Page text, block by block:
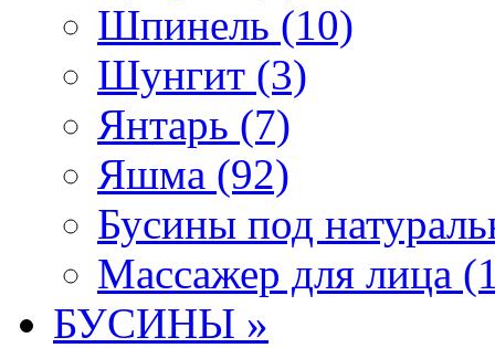
Шпинель (10)
Шунгит (3)
Янтарь (7)
Яшма (92)
Бусины под
Массажер для лица
БУСИНЫ »